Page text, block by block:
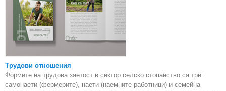
Трудови отношения
Формите на трудова заетост в сектор селско стопанство са три:
самонаети (фермерите), наети (наемните работници) и семейна